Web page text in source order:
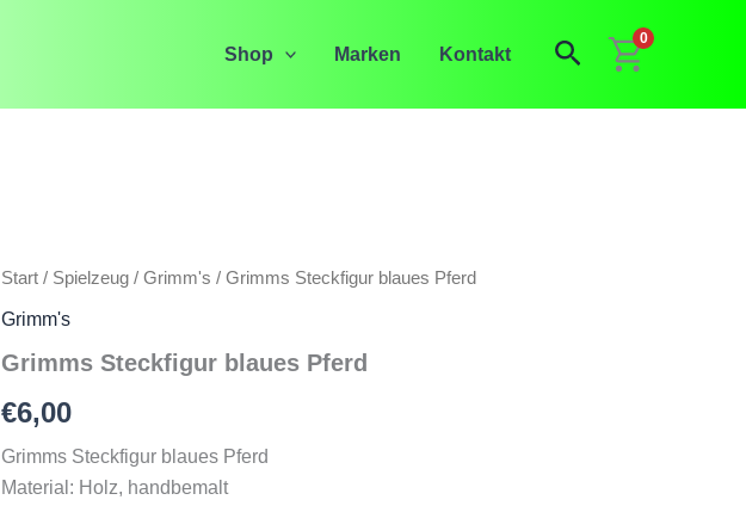
Shop Marken Kontakt Suchen
0
Start / Spielzeug / Grimm's / Grimms Steckfigur blaues Pferd
Grimm's
Grimms Steckfigur blaues Pferd
€6,00
Grimms Steckfigur blaues Pferd
Material: Holz, handbemalt